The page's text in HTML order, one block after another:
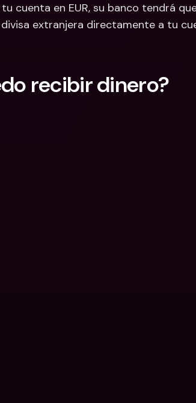
cuenta en EUR, su banco tendrá
extranjera directamente a tu
recibir dinero?